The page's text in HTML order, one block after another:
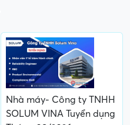
Nhà máy- Công ty TNHH
SOLUM VINA Tuyển dụng